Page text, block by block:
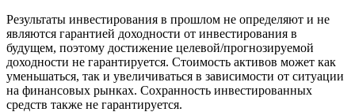
Результаты инвестирования в прошлом не определяют и не
являются гарантией доходности от инвестирования в
будущем, поэтому достижение целевой/прогнозируемой
доходности не гарантируется. Стоимость активов может как
уменьшаться, так и увеличиваться в зависимости от ситуации
на финансовых рынках. Сохранность инвестированных
средств также не гарантируется.